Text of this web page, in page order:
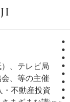
、テレビ局、ラ
、等の主催セミ
不動産投資・土